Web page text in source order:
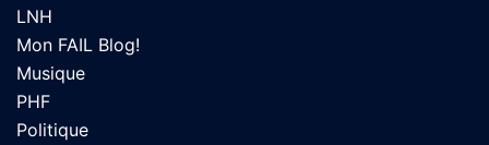
LNH
Mon FAIL Blog!
Musique
PHF
Politique